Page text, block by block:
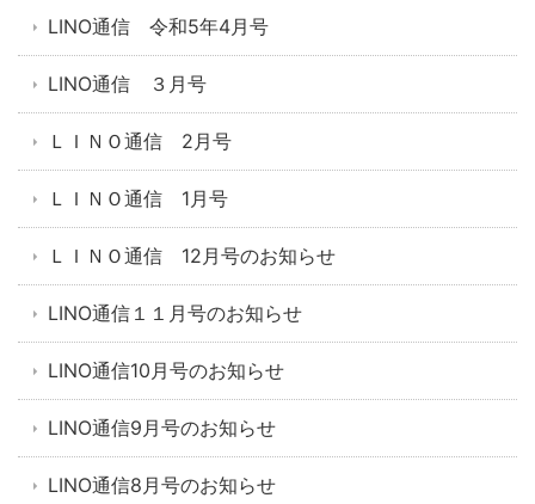
LINO通信 令和5年4月号
LINO通信 ３月号
ＬＩＮＯ通信 2月号
ＬＩＮＯ通信 1月号
ＬＩＮＯ通信 12月号のお知らせ
LINO通信１１月号のお知らせ
LINO通信10月号のお知らせ
LINO通信9月号のお知らせ
LINO通信8月号のお知らせ